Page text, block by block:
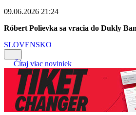
09.06.2026 21:24
Róbert Polievka sa vracia do Dukly
SLOVENSKO
Čítaj viac noviniek